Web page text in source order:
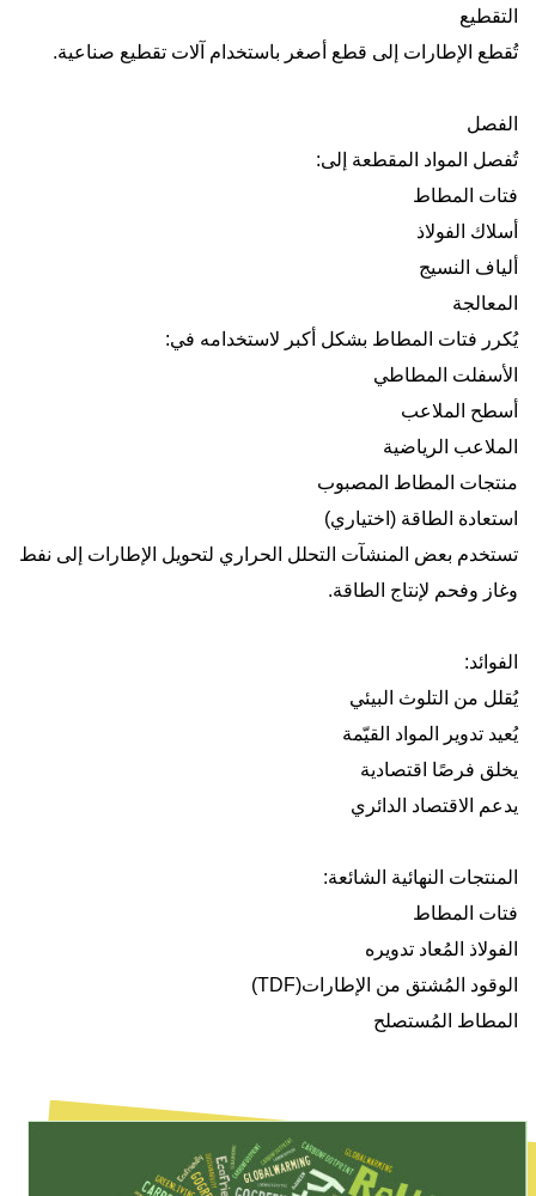
التقطيع
تُقطع الإطارات إلى قطع أصغر باستخدام آلات تقطيع صناعية.
الفصل
تُفصل المواد المقطعة إلى:
فتات المطاط
أسلاك الفولاذ
ألياف النسيج
المعالجة
يُكرر فتات المطاط بشكل أكبر لاستخدامه في:
الأسفلت المطاطي
أسطح الملاعب
الملاعب الرياضية
منتجات المطاط المصبوب
استعادة الطاقة (اختياري)
تستخدم بعض المنشآت التحلل الحراري لتحويل الإطارات إلى نفط
وغاز وفحم لإنتاج الطاقة.
الفوائد:
يُقلل من التلوث البيئي
يُعيد تدوير المواد القيّمة
يخلق فرصًا اقتصادية
يدعم الاقتصاد الدائري
المنتجات النهائية الشائعة:
فتات المطاط
الفولاذ المُعاد تدويره
الوقود المُشتق من الإطارات(TDF)
المطاط المُستصلح